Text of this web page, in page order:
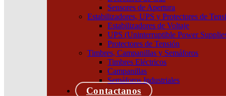
Sensores de Apertura
Estabilizadores, UPS y Protectores de
Estabilizadores de Voltaje
UPS (Uninterruptible Power
Protectores de Tensión
Timbres, Campanillas y Semáforos
Timbres Eléctricos
Campanillas
Semáforos Industriales
Contactanos